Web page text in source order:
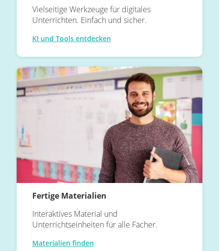
Vielseitige Werkzeuge für digitales
Unterrichten. Einfach und sicher.
KI und Tools entdecken
Fertige Materialien
Interaktives Material und
Unterrichtseinheiten für alle Fächer.
Materialien finden